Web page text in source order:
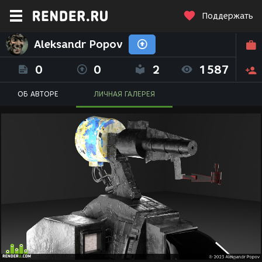
Поддержать
Aleksandr Popov
0 0 2 1587
ОБ АВТОРЕ ЛИЧНАЯ ГАЛЕРЕЯ